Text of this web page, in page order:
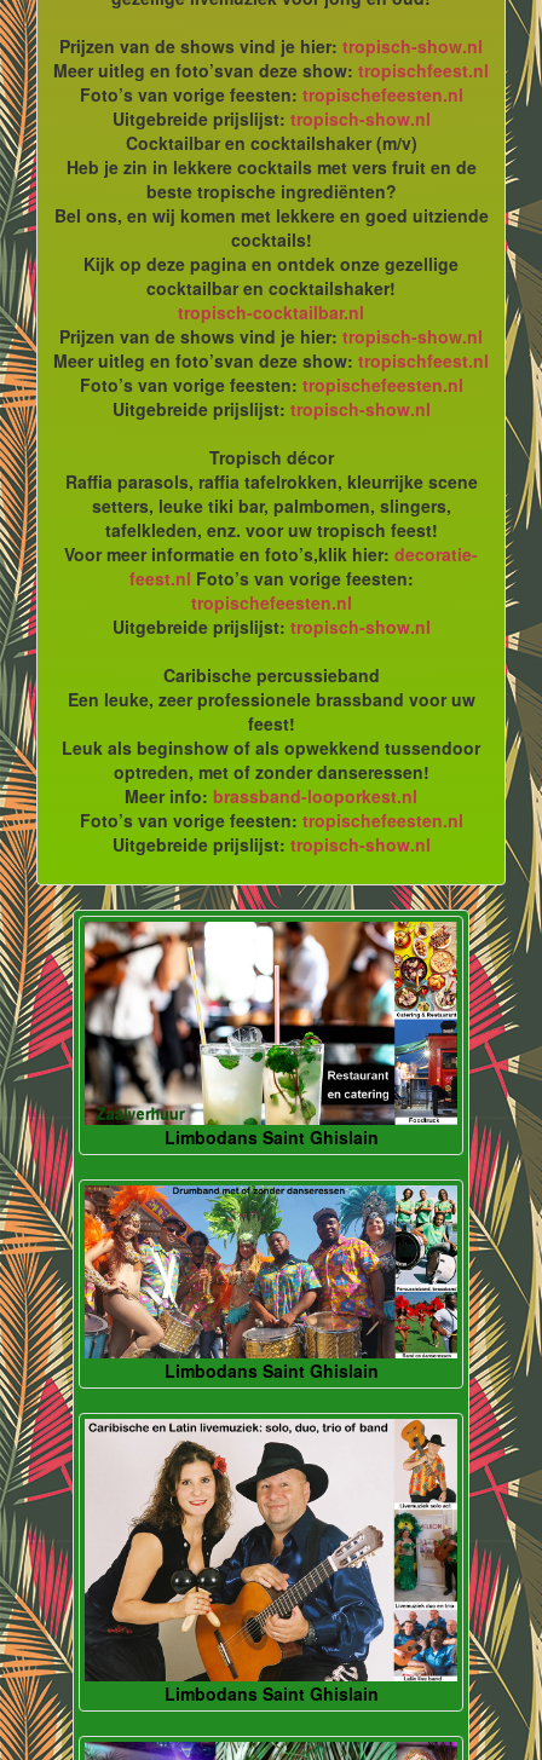
Prijzen van de shows vind je hier: tropisch-show.nl
Meer uitleg en foto’svan deze show: tropischfeest.nl
Foto’s van vorige feesten: tropischefeesten.nl
Uitgebreide prijslijst: tropisch-show.nl
Cocktailbar en cocktailshaker (m/v)
Heb je zin in lekkere cocktails met vers fruit en de
beste tropische ingrediënten?
Bel ons, en wij komen met lekkere en goed uitziende
cocktails!
Kijk op deze pagina en ontdek onze gezellige
cocktailbar en cocktailshaker!
tropisch-cocktailbar.nl
Prijzen van de shows vind je hier: tropisch-show.nl
Meer uitleg en foto’svan deze show: tropischfeest.nl
Foto’s van vorige feesten: tropischefeesten.nl
Uitgebreide prijslijst: tropisch-show.nl
Tropisch décor
Raffia parasols, raffia tafelrokken, kleurrijke scene
setters, leuke tiki bar, palmbomen, slingers,
tafelkleden, enz. voor uw tropisch feest!
Voor meer informatie en foto’s,klik hier: decoratie-
feest.nl Foto’s van vorige feesten:
tropischefeesten.nl
Uitgebreide prijslijst: tropisch-show.nl
Caribische percussieband
Een leuke, zeer professionele brassband voor uw
feest!
Leuk als beginshow of als opwekkend tussendoor
optreden, met of zonder danseressen!
Meer info: brassband-looporkest.nl
Foto’s van vorige feesten: tropischefeesten.nl
Uitgebreide prijslijst: tropisch-show.nl
Limbodans Saint Ghislain
Limbodans Saint Ghislain
Limbodans Saint Ghislain